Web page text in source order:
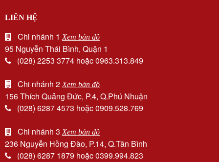
LIÊN HỆ
Chi nhánh 1Xem bản đồ
95 Nguyễn Thái Bình, Quận 1
(028) 2253 3774 hoặc 0963.313.849
Chi nhánh 2Xem bản đồ
156 Thích Quảng Đức, P.4, Q.Phú Nhuận
(028) 6287 4573 hoặc 0909.528.769
Chi nhánh 3Xem bản đồ
236 Nguyễn Hồng Đào, P.14, Q.Tân Bình
(028) 6287 1879 hoặc 0399.994.823